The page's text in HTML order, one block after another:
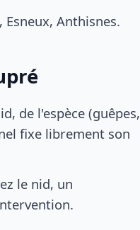
Esneux, Anthisnes.
de l'espèce (guêpes,
fixe librement son
le nid, un